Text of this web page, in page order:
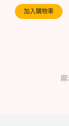
加入購物車